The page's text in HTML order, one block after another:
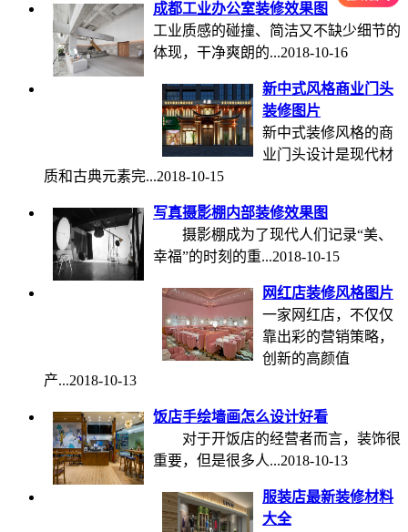
成都工业办公室装修效果图
工业质感的碰撞、简洁又不缺少细节的
体现，干净爽朗的...2018-10-16
新中式风格商业门头
装修图片
新中式装修风格的商
业门头设计是现代材
质和古典元素完...2018-10-15
写真摄影棚内部装修效果图
摄影棚成为了现代人们记录“美、
幸福”的时刻的重...2018-10-15
网红店装修风格图片
一家网红店，不仅仅
靠出彩的营销策略，
创新的高颜值
产...2018-10-13
饭店手绘墙画怎么设计好看
对于开饭店的经营者而言，装饰很
重要，但是很多人...2018-10-13
服装店最新装修材料
大全